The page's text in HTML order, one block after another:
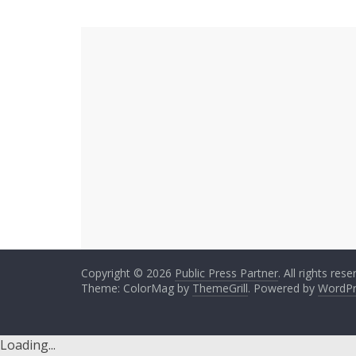
Copyright © 2026 Public Press Partner. All rights
Theme: ColorMag by ThemeGrill. Powered by
Loading...